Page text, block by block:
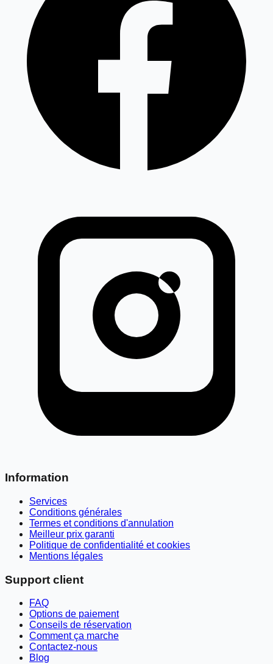
Information
Services
Conditions générales
Termes et conditions d'annulation
Meilleur prix garanti
Politique de confidentialité et cookies
Mentions légales
Support client
FAQ
Options de paiement
Conseils de réservation
Comment ça marche
Contactez-nous
Blog